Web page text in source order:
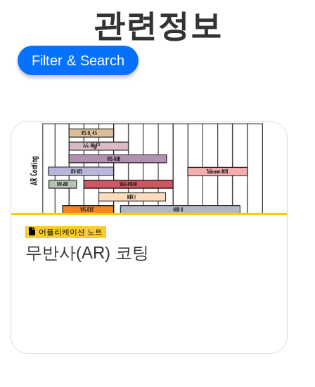
관련정보
Filter
어플리케이션 노트
무반사(AR) 코팅